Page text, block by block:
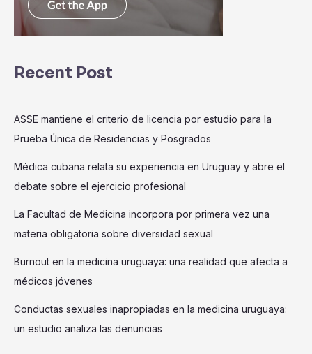
Recent Post
ASSE mantiene el criterio de licencia por estudio para la
Prueba Única de Residencias y Posgrados
Médica cubana relata su experiencia en Uruguay y abre el
debate sobre el ejercicio profesional
La Facultad de Medicina incorpora por primera vez una
materia obligatoria sobre diversidad sexual
Burnout en la medicina uruguaya: una realidad que afecta a
médicos jóvenes
Conductas sexuales inapropiadas en la medicina uruguaya:
un estudio analiza las denuncias